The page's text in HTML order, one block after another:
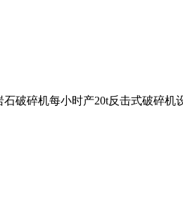
破碎机每小时产20t反击式破碎